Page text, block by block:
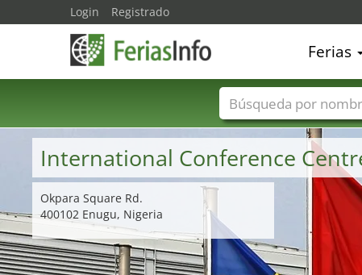
International Conference
Okpara Square Rd.
400102 Enugu, Nigeria
Login Registrado
Ferias
Nombres de ferias